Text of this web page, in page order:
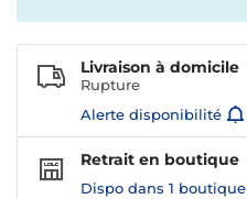
Livraison à domicile
Rupture
Alerte disponibilité
Retrait en boutique
Dispo dans 1 boutique